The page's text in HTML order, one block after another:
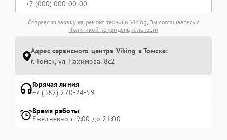
Отправляя заявку на ремонт техники Viking, Вы соглашаетесь с
Политикой конфиденциальности
Адрес сервисного центра Viking в Томске:
г. Томск, ул. Нахимова, 8с2
Горячая линия
+7 (382) 270-24-59
Время работы
Ежедневно с 9:00 до 21:00